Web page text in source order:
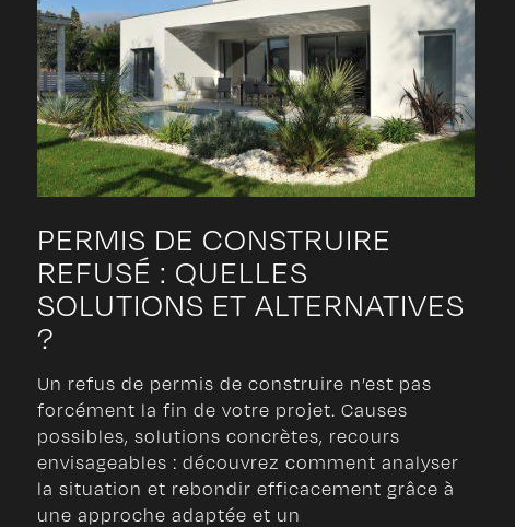
PERMIS DE CONSTRUIRE
REFUSÉ : QUELLES
SOLUTIONS ET ALTERNATIVES
?
Un refus de permis de construire n’est pas
forcément la fin de votre projet. Causes
possibles, solutions concrètes, recours
envisageables : découvrez comment analyser
la situation et rebondir efficacement grâce à
une approche adaptée et un